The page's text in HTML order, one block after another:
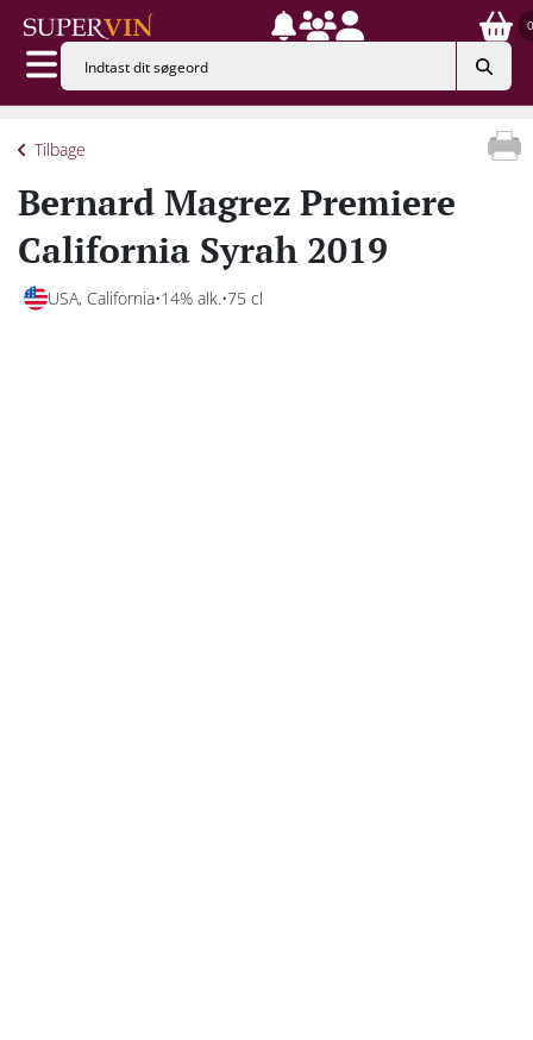
0
Tilbage
Bernard Magrez Premiere
California Syrah 2019
USA, California 14% alk. 75 cl